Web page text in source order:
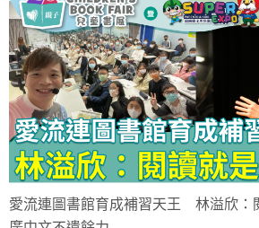
愛流連圖書館育成補習天王 林溢欣